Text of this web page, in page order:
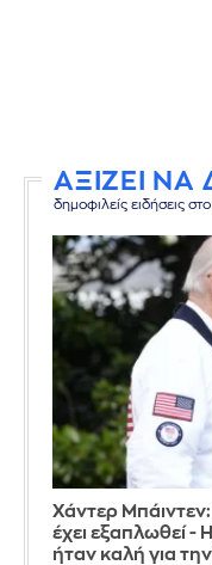
ΑΞΙΖΕΙ ΝΑ
δημοφιλείς ειδήσεις
Χάντερ
έχει εξαπλωθεί -
ήταν καλή για